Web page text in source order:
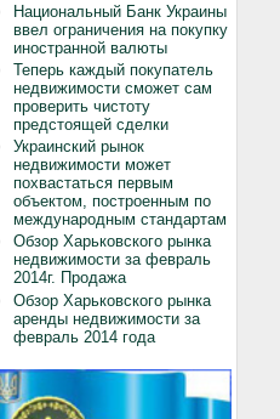
Национальный Банк Украины
ввел ограничения на покупку
иностранной валюты
Теперь каждый покупатель
недвижимости сможет сам
проверить чистоту
предстоящей сделки
Украинский рынок
недвижимости может
похвастаться первым
объектом, построенным по
международным стандартам
Обзор Харьковского рынка
недвижимости за февраль
2014г. Продажа
Обзор Харьковского рынка
аренды недвижимости за
февраль 2014 года